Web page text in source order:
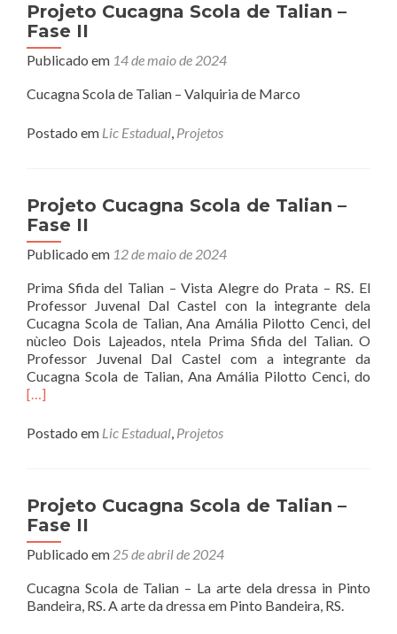
Projeto Cucagna Scola de Talian –
Fase II
Publicado em 14 de maio de 2024
Cucagna Scola de Talian – Valquiria de Marco
Postado em Lic Estadual, Projetos
Projeto Cucagna Scola de Talian –
Fase II
Publicado em 12 de maio de 2024
Prima Sfida del Talian – Vista Alegre do Prata – RS. El
Professor Juvenal Dal Castel con la integrante dela
Cucagna Scola de Talian, Ana Amália Pilotto Cenci, del
nùcleo Dois Lajeados, ntela Prima Sfida del Talian. O
Professor Juvenal Dal Castel com a integrante da
Cucagna Scola de Talian, Ana Amália Pilotto Cenci, do
[…]
Postado em Lic Estadual, Projetos
Projeto Cucagna Scola de Talian –
Fase II
Publicado em 25 de abril de 2024
Cucagna Scola de Talian – La arte dela dressa in Pinto
Bandeira, RS. A arte da dressa em Pinto Bandeira, RS.